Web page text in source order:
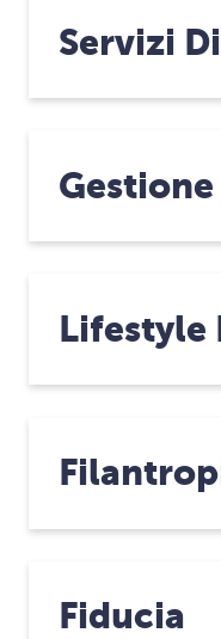
Servizi
Lifestyle
Fiducia